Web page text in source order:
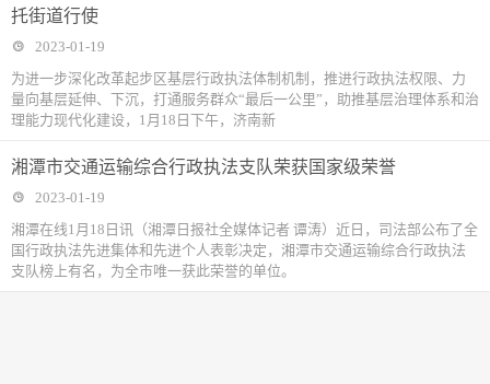
托街道行使
2023-01-19
为进一步深化改革起步区基层行政执法体制机制，推进行政执法权限、力
量向基层延伸、下沉，打通服务群众“最后一公里”，助推基层治理体系和治
理能力现代化建设，1月18日下午，济南新
湘潭市交通运输综合行政执法支队荣获国家级荣誉
2023-01-19
湘潭在线1月18日讯（湘潭日报社全媒体记者 谭涛）近日，司法部公布了全
国行政执法先进集体和先进个人表彰决定，湘潭市交通运输综合行政执法
支队榜上有名，为全市唯一获此荣誉的单位。